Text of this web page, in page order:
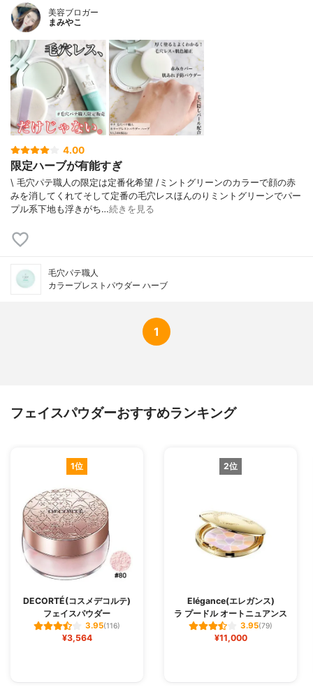
酸／カプリン酸）グリセリル、ミリスチン
酸Ｍｇ、ツボクサエキス、ティーツリー葉
油、ドクダミエキス、ハトムギ種子エキ
ス、ヨモギ葉エキス、グリチルレチン酸ス
テアリル、（ビニルジメチコン／メチコン
シルセスキオキサン）クロスポリマー、ト
リベヘニン、合成フルオロフロゴパイト、
シリル化シリカ、ステアリルジメチコン、
海塩、アーチチョーク葉エキス、セラミド
ＮＰ、スクワラン、アスコルビルグルコシ
ステアリン酸、タルク、トリメチルシロキ
コン、含水シリカ、酸化チタン、酸化亜
鉛、酸化鉄、水酸化Ａｌ、水酸化クロム
美容ブロガー
まみやこ
4.00
限定ハーブが有能すぎ
\ 毛穴パテ職人の限定は定番化希望 /⁡⁡ミントグリーンのカラーで顔の赤
みを消してくれてそして定番の毛穴レス⁡⁡ほんのりミントグリーンでパー
プル系下地も浮きがち…続きを見る
毛穴パテ職人
カラープレストパウダー ハーブ
1
フェイスパウダーおすすめランキング
1位
DECORTÉ(コスメデコルテ)
フェイスパウダー
3.95(116)
¥3,564
2位
Elégance(エレガンス)
ラ プードル オートニュアンス
3.95(79)
¥11,000